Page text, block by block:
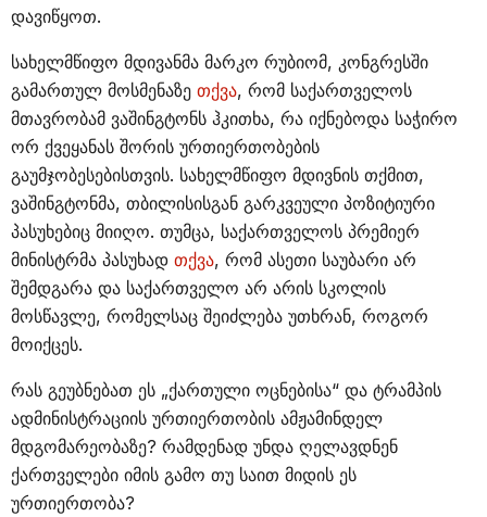
დავიწყოთ.
სახელმწიფო მდივანმა მარკო რუბიომ, კონგრესში
გამართულ მოსმენაზე თქვა, რომ საქართველოს
მთავრობამ ვაშინგტონს ჰკითხა, რა იქნებოდა საჭირო
ორ ქვეყანას შორის ურთიერთობების
გაუმჯობესებისთვის. სახელმწიფო მდივნის თქმით,
ვაშინგტონმა, თბილისისგან გარკვეული პოზიტიური
პასუხებიც მიიღო. თუმცა, საქართველოს პრემიერ
მინისტრმა პასუხად თქვა, რომ ასეთი საუბარი არ
შემდგარა და საქართველო არ არის სკოლის
მოსწავლე, რომელსაც შეიძლება უთხრან, როგორ
მოიქცეს.
რას გეუბნებათ ეს „ქართული ოცნებისა“ და ტრამპის
ადმინისტრაციის ურთიერთობის ამჟამინდელ
მდგომარეობაზე? რამდენად უნდა ღელავდნენ
ქართველები იმის გამო თუ საით მიდის ეს
ურთიერთობა?